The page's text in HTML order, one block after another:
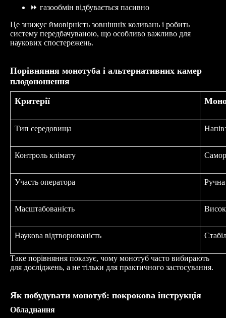
⏩ газообмін відбувається пасивно
Це знижує ймовірність зовнішніх коливань і робить
систему передбачуваною, що особливо важливо для
наукових спостережень.
Порівняння монотуба і альтернативних камер
плодоношення
Критерії
Тип середовища
Контроль клімату
Участь оператора
Масштабованість
Наукова відтворюваність
Таке порівняння показує, чому монотуб часто вибирають
для досліджень, а не тільки для практичного застосування.
Як побудувати монотуб: покрокова інструкція
Обладнання